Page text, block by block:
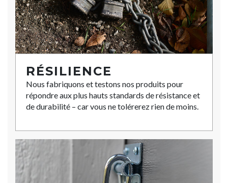
RÉSILIENCE
Nous fabriquons et testons nos produits pour
répondre aux plus hauts standards de résistance et
de durabilité – car vous ne tolérerez rien de moins.